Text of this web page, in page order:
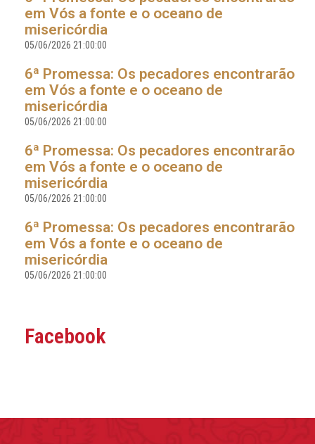
em Vós a fonte e o oceano de
misericórdia
05/06/2026 21:00:00
6ª Promessa: Os pecadores encontrarão
em Vós a fonte e o oceano de
misericórdia
05/06/2026 21:00:00
6ª Promessa: Os pecadores encontrarão
em Vós a fonte e o oceano de
misericórdia
05/06/2026 21:00:00
6ª Promessa: Os pecadores encontrarão
em Vós a fonte e o oceano de
misericórdia
05/06/2026 21:00:00
Facebook